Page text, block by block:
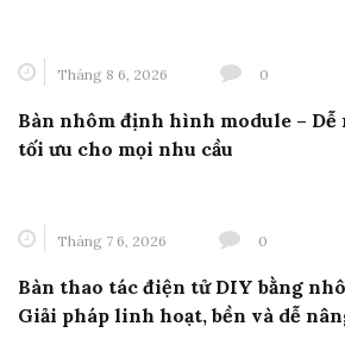
Tháng 8 6, 2026 0
Bàn nhôm định hình module – Dễ
tối ưu cho mọi nhu cầu
Tháng 7 6, 2026 0
Bàn thao tác điện tử DIY bằng
Giải pháp linh hoạt, bền và dễ